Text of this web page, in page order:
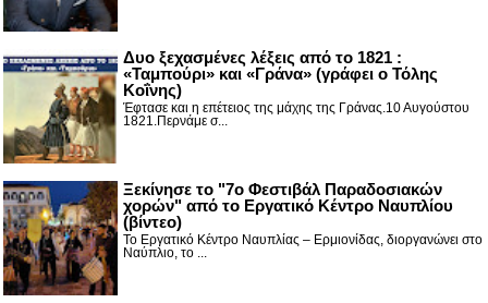
Δυο ξεχασμένες λέξεις από το 1821 :
«Ταμπούρι» και «Γράνα» (γράφει ο Τόλης
Κοΐνης)
Έφτασε και η επέτειος της μάχης της Γράνας.10 Αυγούστου
1821.Περνάμε σ...
Ξεκίνησε το "7ο Φεστιβάλ Παραδοσιακών
χορών" από το Εργατικό Κέντρο Ναυπλίου
(βίντεο)
Το Εργατικό Κέντρο Ναυπλίας – Ερμιονίδας, διοργανώνει στο
Ναύπλιο, το ...